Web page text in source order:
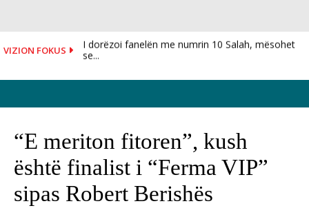
VIZION FOKUS
I dorëzoi fanelën me numrin 10 Salah, mësohet
se...
“E meriton fitoren”, kush
është finalist i “Ferma VIP”
sipas Robert Berishës